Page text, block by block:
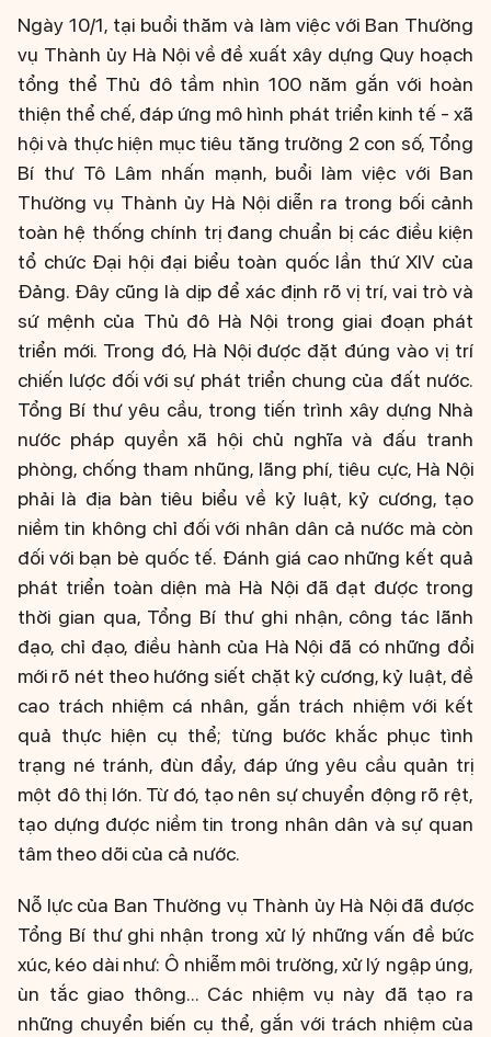
Ngày 10/1, tại buổi thăm và làm việc với Ban Thường
vụ Thành ủy Hà Nội về đề xuất xây dựng Quy hoạch
tổng thể Thủ đô tầm nhìn 100 năm gắn với hoàn
thiện thể chế, đáp ứng mô hình phát triển kinh tế - xã
hội và thực hiện mục tiêu tăng trưởng 2 con số, Tổng
Bí thư Tô Lâm nhấn mạnh, buổi làm việc với Ban
Thường vụ Thành ủy Hà Nội diễn ra trong bối cảnh
toàn hệ thống chính trị đang chuẩn bị các điều kiện
tổ chức Đại hội đại biểu toàn quốc lần thứ XIV của
Đảng. Đây cũng là dịp để xác định rõ vị trí, vai trò và
sứ mệnh của Thủ đô Hà Nội trong giai đoạn phát
triển mới. Trong đó, Hà Nội được đặt đúng vào vị trí
chiến lược đối với sự phát triển chung của đất nước.
Tổng Bí thư yêu cầu, trong tiến trình xây dựng Nhà
nước pháp quyền xã hội chủ nghĩa và đấu tranh
phòng, chống tham nhũng, lãng phí, tiêu cực, Hà Nội
phải là địa bàn tiêu biểu về kỷ luật, kỷ cương, tạo
niềm tin không chỉ đối với nhân dân cả nước mà còn
đối với bạn bè quốc tế. Đánh giá cao những kết quả
phát triển toàn diện mà Hà Nội đã đạt được trong
thời gian qua, Tổng Bí thư ghi nhận, công tác lãnh
đạo, chỉ đạo, điều hành của Hà Nội đã có những đổi
mới rõ nét theo hướng siết chặt kỷ cương, kỷ luật, đề
cao trách nhiệm cá nhân, gắn trách nhiệm với kết
quả thực hiện cụ thể; từng bước khắc phục tình
trạng né tránh, đùn đẩy, đáp ứng yêu cầu quản trị
một đô thị lớn. Từ đó, tạo nên sự chuyển động rõ rệt,
tạo dựng được niềm tin trong nhân dân và sự quan
tâm theo dõi của cả nước.
Nỗ lực của Ban Thường vụ Thành ủy Hà Nội đã được
Tổng Bí thư ghi nhận trong xử lý những vấn đề bức
xúc, kéo dài như: Ô nhiễm môi trường, xử lý ngập úng,
ùn tắc giao thông... Các nhiệm vụ này đã tạo ra
những chuyển biến cụ thể, gắn với trách nhiệm của